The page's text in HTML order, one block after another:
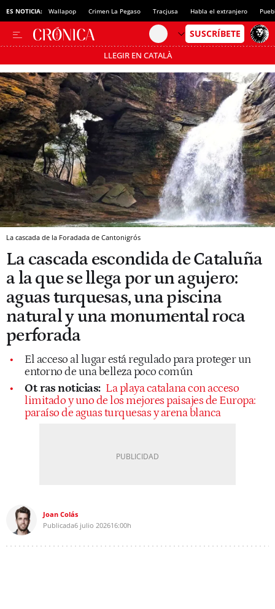
ES NOTICIA:
a Comín Wallapop Crimen La Pegaso Tracjusa Habla el extranjero
LLEGIR EN CATALÀ
Pásate al MODO AHORRO
La cascada de la Foradada de Cantonigrós
La cascada escondida de Cataluña
a la que se llega por un agujero:
aguas turquesas, una piscina
natural y una monumental roca
perforada
El acceso al lugar está regulado para proteger un
entorno de una belleza poco común
Ot ras noticias: La playa catalana con acceso
limitado y uno de los mejores paisajes de Europa:
paraíso de aguas turquesas y arena blanca
Joan Colás
Publicada6 julio 202616:00h